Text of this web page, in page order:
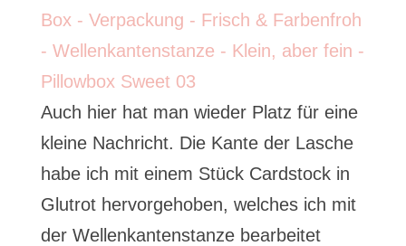
Auch hier hat man wieder Platz für eine
kleine Nachricht. Die Kante der Lasche
habe ich mit einem Stück Cardstock in
Glutrot hervorgehoben, welches ich mit
der Wellenkantenstanze bearbeitet